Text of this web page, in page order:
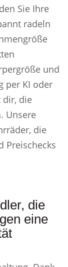
Sie Ihre
radeln
und
per KI oder
dir, die
Unsere
die
Preischecks
die
eine